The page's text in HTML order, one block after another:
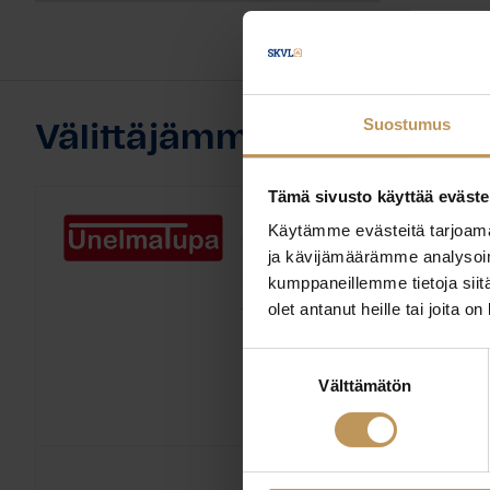
Suostumus
Tämä sivusto käyttää
Käytämme evästeitä
ja kävijämäärämme
kumppaneillemme tietoja
olet antanut heille tai joita
Välttämätön
Välittäjämme
Antti Tolonen
UnelmaTupa LKV Oy
Yrittäjä, LKV, LVV, KiAT
Koulutus: